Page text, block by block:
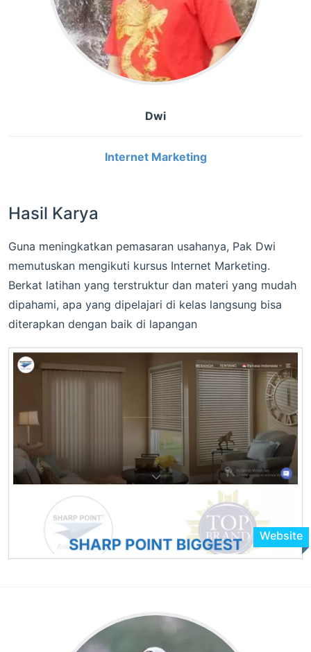
Dwi
Internet Marketing
Hasil Karya
Guna meningkatkan pemasaran usahanya, Pak Dwi
memutuskan mengikuti kursus Internet Marketing.
Berkat latihan yang terstruktur dan materi yang mudah
dipahami, apa yang dipelajari di kelas langsung bisa
diterapkan dengan baik di lapangan
Website